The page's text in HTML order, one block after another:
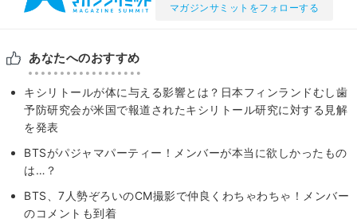
マガジンサミットをフォローする
あなたへのおすすめ
キシリトールが体に与える影響とは？⽇本フィンランドむし⻭
予防研究会が⽶国で報道されたキシリトール研究に対する⾒解
を発表
BTSがパジャマパーティー！メンバーが本当に欲しかったもの
は…？
BTS、7人勢ぞろいのCM撮影で仲良くわちゃわちゃ！メンバー
のコメントも到着